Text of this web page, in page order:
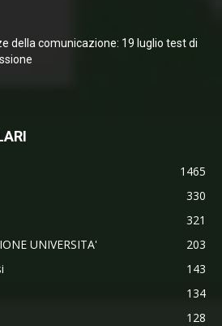
della comunicazione: 19 luglio test di
1465
330
321
UNIVERSITA'
203
143
134
128